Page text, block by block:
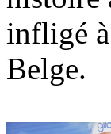
infligé
Belge.